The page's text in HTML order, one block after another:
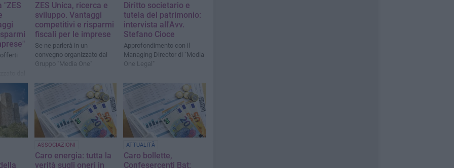
"ZES
al
ZES Unica, ricerca e
sviluppo. Vantaggi
competitivi e risparmi
fiscali per le imprese
Se ne parlerà in un
convegno organizzato dal
Gruppo "Media One"
Diritto societario e
tutela del patrimonio:
intervista all'Avv.
Stefano Cioce
Approfondimento con il
Managing Director di "Media
One Legal"
ASSOCIAZIONI
Caro energia: tutta la
verità sugli oneri in
ATTUALITÀ
Caro bollette,
Confesercenti Bat: